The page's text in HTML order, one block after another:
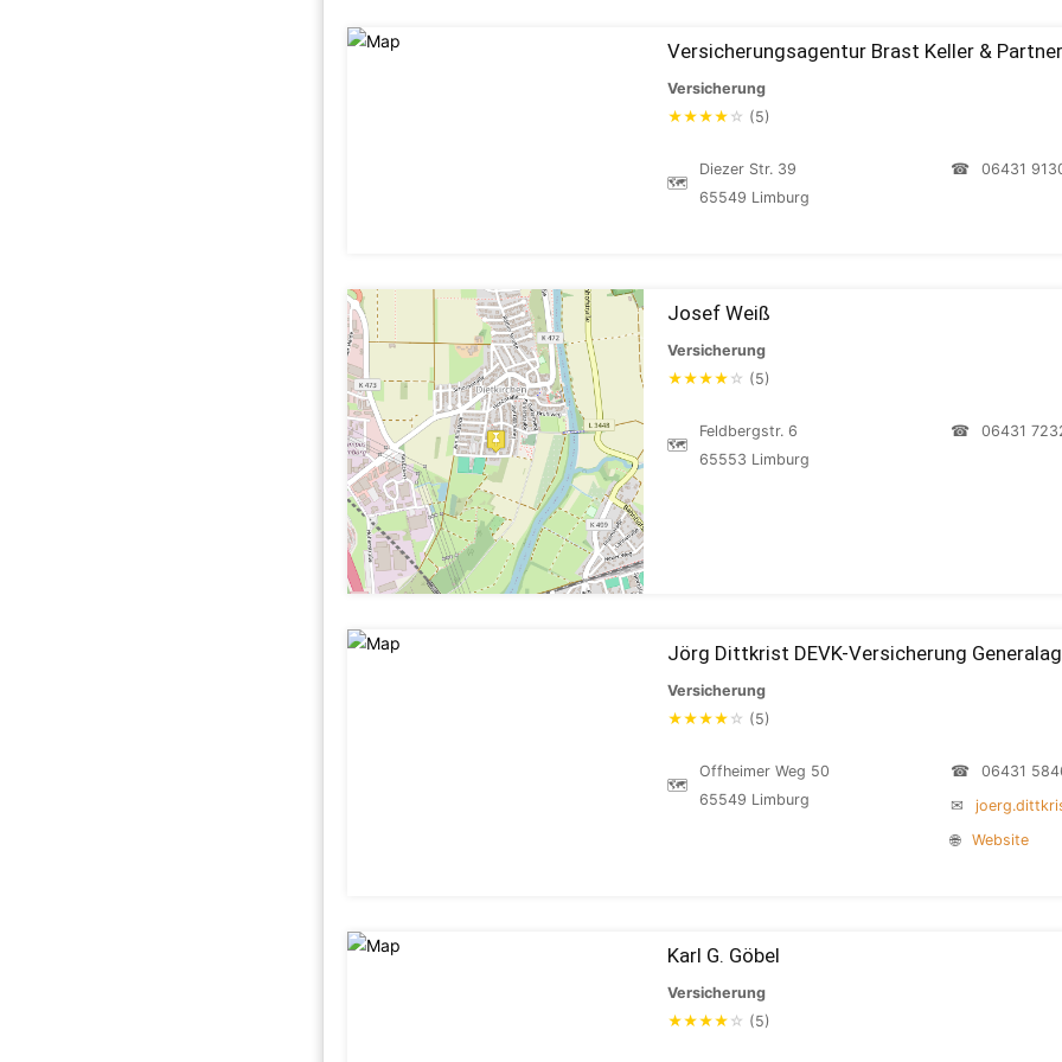
Versicherungsagentur Brast Keller & Partner
Versicherung
★★★★ ☆ (5)
🗺
Diezer Str. 39
65549 Limburg
☎ 06431
Josef Weiß
Versicherung
★★★★ ☆ (5)
🗺
Feldbergstr. 6
65553 Limburg
☎ 06431
Jörg Dittkrist DEVK-Versicherung
Versicherung
★★★★ ☆ (5)
🗺
Offheimer Weg 50
65549 Limburg
☎
06431
✉
🌐
Website
Karl G. Göbel
Versicherung
★★★★ ☆ (5)